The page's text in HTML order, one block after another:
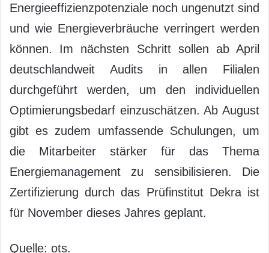
Energieeffizienzpotenziale noch ungenutzt sind
und wie Energieverbräuche verringert werden
können. Im nächsten Schritt sollen ab April
deutschlandweit Audits in allen Filialen
durchgeführt werden, um den individuellen
Optimierungsbedarf einzuschätzen. Ab August
gibt es zudem umfassende Schulungen, um
die Mitarbeiter stärker für das Thema
Energiemanagement zu sensibilisieren. Die
Zertifizierung durch das Prüfinstitut Dekra ist
für November dieses Jahres geplant.
Quelle: ots.